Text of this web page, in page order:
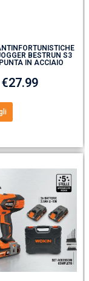
BESTRUN S3
IN ACCIAIO
€27.99